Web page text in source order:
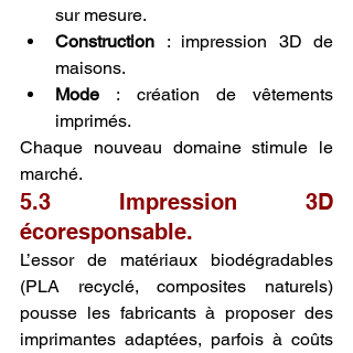
sur mesure.
Construction : impression 3D de
maisons.
Mode : création de vêtements
imprimés.
Chaque nouveau domaine stimule le
marché.
5.3 Impression 3D
écoresponsable.
L’essor de matériaux biodégradables
(PLA recyclé, composites naturels)
pousse les fabricants à proposer des
imprimantes adaptées, parfois à coûts